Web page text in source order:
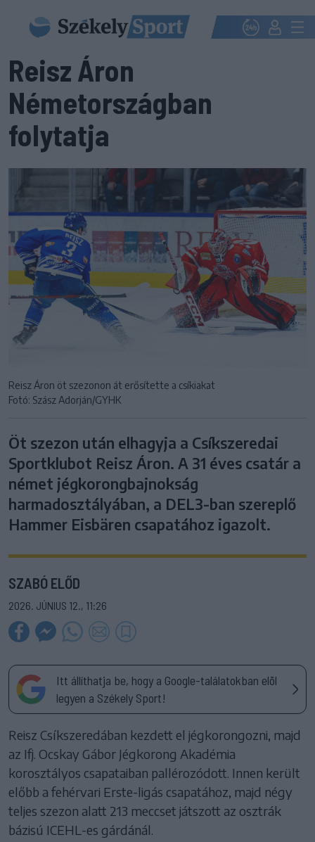
Reisz Áron
Németországban
folytatja
Reisz Áron öt szezonon át erősítette a csíkiakat
Fotó: Szász Adorján/GYHK
Öt szezon után elhagyja a Csíkszeredai
Sportklubot Reisz Áron. A 31 éves csatár a
német jégkorongbajnokság
harmadosztályában, a DEL3-ban szereplő
Hammer Eisbären csapatához igazolt.
SZABÓ ELŐD
2026. JÚNIUS 12., 11:26
Itt állíthatja be, hogy a Google-találatokban elöl
legyen a Székely Sport!
Reisz Csíkszeredában kezdett el jégkorongozni, majd
az Ifj. Ocskay Gábor Jégkorong Akadémia
korosztályos csapataiban pallérozódott. Innen került
előbb a fehérvari Erste-ligás csapatához, majd négy
teljes szezon alatt 213 meccset játszott az osztrák
bázisú ICEHL-es gárdánál.